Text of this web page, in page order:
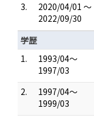
3.
2020/04/01 ～
2022/09/30
学歴
1.
1993/04～
1997/03
2.
1997/04～
1999/03